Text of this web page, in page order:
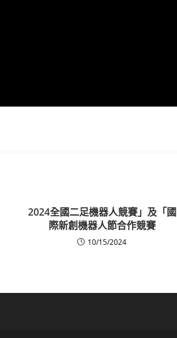
2024全國二足機器人競賽」及「國
際新創機器人節合作競賽
10/15/2024